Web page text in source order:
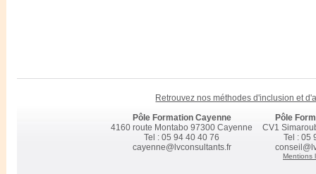
Retrouvez nos méthodes d'inclusion et
Pôle Formation Cayenne
4160 route Montabo 97300 Cayenne
Tel : 05 94 40 40 76
cayenne@lvconsultants.fr
Pôle
CV1
Tel : 05
Mentions